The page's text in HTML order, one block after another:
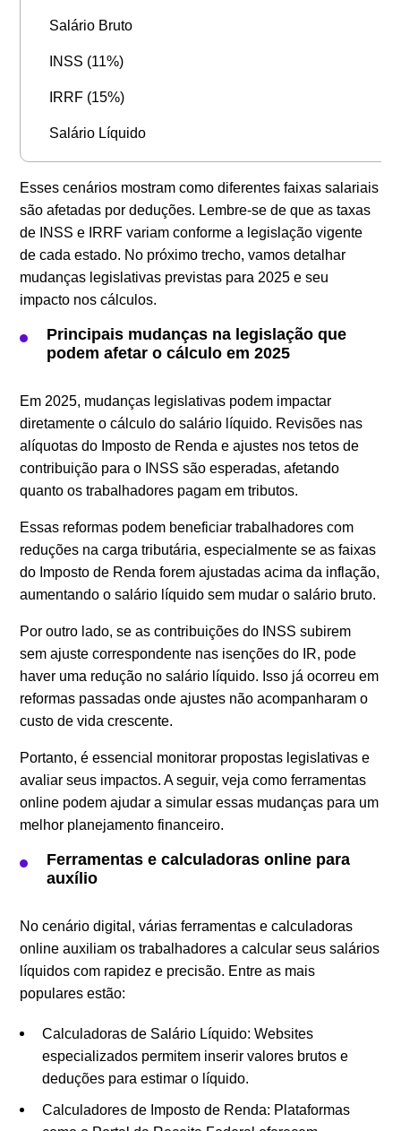
Salário Bruto
INSS (11%)
IRRF (15%)
Salário Líquido
Esses cenários mostram como diferentes faixas salariais
são afetadas por deduções. Lembre-se de que as taxas
de INSS e IRRF variam conforme a legislação vigente
de cada estado. No próximo trecho, vamos detalhar
mudanças legislativas previstas para 2025 e seu
impacto nos cálculos.
Principais mudanças na legislação que
podem afetar o cálculo em 2025
Em 2025, mudanças legislativas podem impactar
diretamente o cálculo do salário líquido. Revisões nas
alíquotas do Imposto de Renda e ajustes nos tetos de
contribuição para o INSS são esperadas, afetando
quanto os trabalhadores pagam em tributos.
Essas reformas podem beneficiar trabalhadores com
reduções na carga tributária, especialmente se as faixas
do Imposto de Renda forem ajustadas acima da inflação,
aumentando o salário líquido sem mudar o salário bruto.
Por outro lado, se as contribuições do INSS subirem
sem ajuste correspondente nas isenções do IR, pode
haver uma redução no salário líquido. Isso já ocorreu em
reformas passadas onde ajustes não acompanharam o
custo de vida crescente.
Portanto, é essencial monitorar propostas legislativas e
avaliar seus impactos. A seguir, veja como ferramentas
online podem ajudar a simular essas mudanças para um
melhor planejamento financeiro.
Ferramentas e calculadoras online para
auxílio
No cenário digital, várias ferramentas e calculadoras
online auxiliam os trabalhadores a calcular seus salários
líquidos com rapidez e precisão. Entre as mais
populares estão:
Calculadoras de Salário Líquido: Websites
especializados permitem inserir valores brutos e
deduções para estimar o líquido.
Calculadores de Imposto de Renda: Plataformas